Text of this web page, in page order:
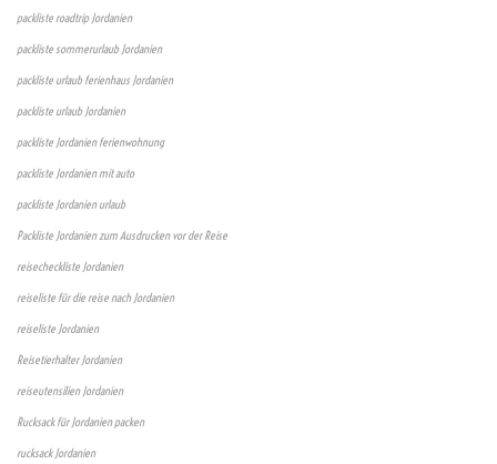
packliste roadtrip Jordanien
packliste sommerurlaub Jordanien
packliste urlaub ferienhaus Jordanien
packliste urlaub Jordanien
packliste Jordanien ferienwohnung
packliste Jordanien mit auto
packliste Jordanien urlaub
Packliste Jordanien zum Ausdrucken vor der Reise
reisecheckliste Jordanien
reiseliste für die reise nach Jordanien
reiseliste Jordanien
Reisetierhalter Jordanien
reiseutensilien Jordanien
Rucksack für Jordanien packen
rucksack Jordanien